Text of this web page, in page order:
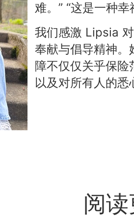
难。” “这是一种幸
我们感激 Lipsia
奉献与倡导精神。
障不仅仅关乎保
以及对所有人的悉
阅